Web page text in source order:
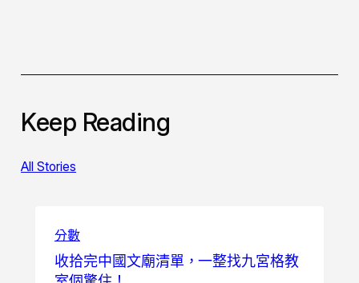
Keep Reading
All Stories
分數
收拾完中國文廟清單，一整找九宮格教